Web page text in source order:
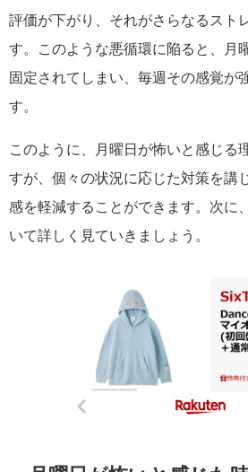
評価が下がり、それがさらなるスト
す。このような悪循環に陥ると、月
固定されてしまい、毎週その感覚が
す。
このように、月曜日が怖いと感じる
すが、個々の状況に応じた対策を講
感を軽減することができます。次に
いて詳しく見ていきましょう。